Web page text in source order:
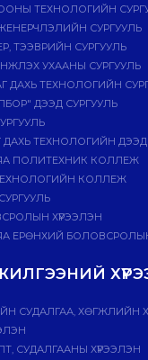
ТЕХНОЛОГИЙН
СУРГУУЛЬ
ТЭЭВРИЙН СУРГУУЛЬ
УХААНЫ СУРГУУЛЬ
ДАХЬ ТЕХНОЛОГИЙН
ДЭЭД СУРГУУЛЬ
ТЕХНОЛОГИЙН ДЭЭД
ПОЛИТЕХНИК КОЛЛЕЖ
КОЛЛЕЖ
ХҮРЭЭЛЭН
ЕРӨНХИЙ
СУДАЛГАА, ХӨГЖЛИЙН
СУДАЛГААНЫ ХҮРЭЭЛЭН